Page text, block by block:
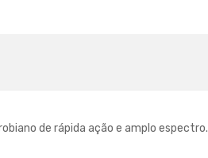
de rápida ação e amplo espectro.